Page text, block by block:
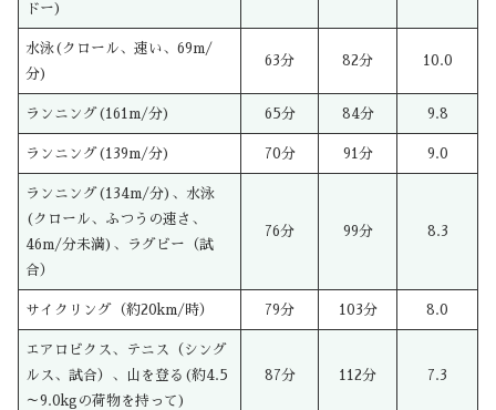
ドー)
水泳(クロール、速い、69m/
分)
63分 82分 10.0
ランニング(161m/分) 65分 84分 9.8
ランニング(139m/分) 70分 91分 9.0
ランニング(134m/分)、水泳
(クロール、ふつうの速さ、
46m/分未満)、ラグビー（試
合）
76分 99分 8.3
サイクリング（約20km/時） 79分 103分 8.0
エアロビクス、テニス（シング
ルス、試合）、山を登る(約4.5
～9.0kgの荷物を持って)
87分 112分 7.3